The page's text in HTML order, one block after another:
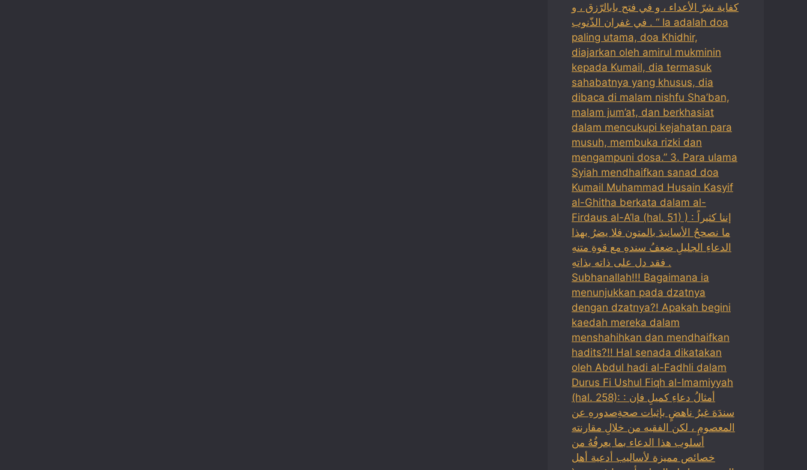
كفاية شرّ الأعداء ، و في فتح بابالرّزق ، و
في غفران الذّنوب . “ Ia adalah doa
paling utama, doa Khidhir,
diajarkan oleh amirul mukminin
kepada Kumail, dia termasuk
sahabatnya yang khusus, dia
dibaca di malam nishfu Sha’ban,
malam jum’at, dan berkhasiat
dalam mencukupi kejahatan para
musuh, membuka rizki dan
mengampuni dosa.” 3. Para ulama
Syiah mendhaifkan sanad doa
Kumail Muhammad Husain Kasyif
al-Ghitha berkata dalam al-
Firdaus al-A’la (hal. 51) ) : إننا كثيراً
ما نصححُ الأسانيدَ بالمتون فلا يضرُ بهذا
الدعاءِ الجليلِ ضعفُ سندهِ مع قوةِ متنهِ
فقد دل على ذاته بذاتهِ .
Subhanallah!!! Bagaimana ia
menunjukkan pada dzatnya
dengan dzatnya?! Apakah begini
kaedah mereka dalam
menshahihkan dan mendhaifkan
hadits?!! Hal senada dikatakan
oleh Abdul hadi al-Fadhli dalam
Durus Fi Ushul Fiqh al-Imamiyyah
(hal. 258): : أمثالُ دعاءِ كميلِ فإن
سندَهَ غيرُ ناهضٍ بإثبات صحةِصدورهِ عن
المعصومِ ، لكن الفقيه من خلالِ مقارنته
أسلوب هذا الدعاء بما يعرفُهُ من
خصائص مميزة لأساليب أدعية أهل